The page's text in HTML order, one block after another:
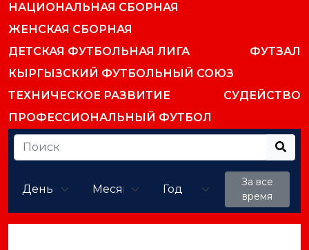
НАЦИОНАЛЬНАЯ СБОРНАЯ
ЖЕНСКАЯ СБОРНАЯ
ДЕТСКАЯ ФУТБОЛЬНАЯ ЛИГА
ФУТЗАЛ
КЫРГЫЗСКИЙ ФУТБОЛЬНЫЙ СОЮЗ
ТЕХНИЧЕСКОЕ РАЗВИТИЕ
СУДЕЙСТВО
ПРОФЕССИОНАЛЬНЫЙ ФУТБОЛ
За все
время